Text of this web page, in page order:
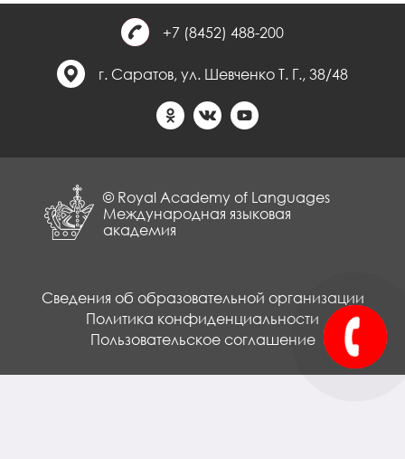
+7 (8452) 488-200
г. Саратов, ул. Шевченко Т. Г., 38/48
© Royal Academy of Languages
Международная языковая
академия
Сведения об образовательной организации
Политика конфиденциальности
Пользовательское соглашение